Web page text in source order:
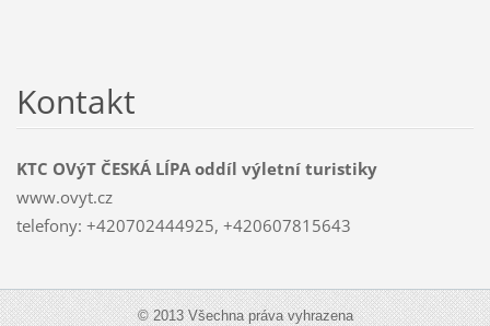
Kontakt
KTC OVýT ČESKÁ LÍPA oddíl výletní turistiky
www.ovyt.cz
telefony: +420702444925, +420607815643
© 2013 Všechna práva vyhrazena